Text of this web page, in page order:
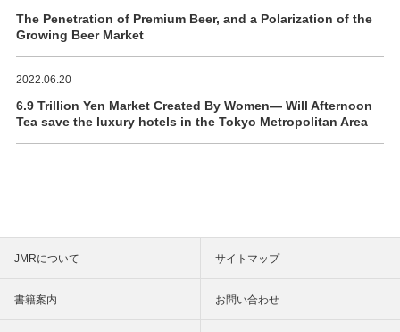
The Penetration of Premium Beer, and a Polarization of the
Growing Beer Market
2022.06.20
6.9 Trillion Yen Market Created By Women― Will Afternoon
Tea save the luxury hotels in the Tokyo Metropolitan Area
JMRについて サイトマップ
書籍案内 お問い合わせ